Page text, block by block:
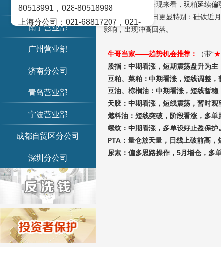
天津营业部
南宁营业部
广州营业部
济南分公司
青岛营业部
宁波营业部
成都自贸区分公司
深圳分公司
从今天行情的表现来看，双粕延续偏
大雪这个节气之日更显特别：硅铁近
影响，出现冲高回落。
牛哥当家——趋势机会推荐： （带“★
股指：中期看涨，短期震荡盘升为主
豆粕、菜粕：中期看涨，短线调整
豆油、棕榈油：中期看涨，短线暂稳
天胶：中期看涨，短线震荡，暂时观
燃料油：短线突破，阶段看涨，多单
螺纹：中期看涨，多单设好止盈保护
PTA ：量仓放天量，日线上破前高
尿素：偏多思路操作，5月增仓，多
80518991，028-80518998
上海分公司：021-68817207，021-
68817209
北京营业部：010-65005128
广州营业部：020-28129909，020-
28129902
青岛营业部：0532-83101951、
0532-83101962
天津营业部：022-58812601，022-
58812610
绵阳营业部：0816-2238660，0816-
2220588
济南分公司：0531-86123236，
0531-86123618
重庆营业部：023-63799091，023-
63799310
南宁营业部：0771-2561006
宁波营业部：0574-81891591